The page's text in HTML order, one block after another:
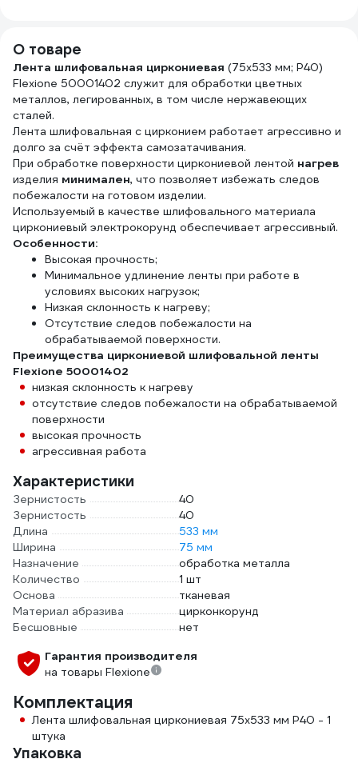
О товаре
Лента шлифовальная циркониевая (75x533 мм; Р40)
Flexione 50001402 служит для обработки цветных
металлов, легированных, в том числе нержавеющих
сталей.
Лента шлифовальная с цирконием работает агрессивно и
долго за счёт эффекта самозатачивания.
При обработке поверхности циркониевой лентой нагрев
изделия минимален, что позволяет избежать следов
побежалости на готовом изделии.
Используемый в качестве шлифовального материала
циркониевый электрокорунд обеспечивает агрессивный.
Особенности:
Высокая прочность;
Минимальное удлинение ленты при работе в
условиях высоких нагрузок;
Низкая склонность к нагреву;
Отсутствие следов побежалости на
обрабатываемой поверхности.
Преимущества циркониевой шлифовальной ленты
Flexione 50001402
низкая склонность к нагреву
отсутствие следов побежалости на обрабатываемой
поверхности
высокая прочность
агрессивная работа
Характеристики
Зернистость
40
Зернистость
40
Длина
533 мм
Ширина
75 мм
Назначение
обработка металла
Количество
1 шт
Основа
тканевая
Материал абразива
цирконкорунд
Бесшовные
нет
Гарантия производителя
на товары Flexione
Комплектация
Лента шлифовальная циркониевая 75х533 мм Р40 - 1
штука
Упаковка